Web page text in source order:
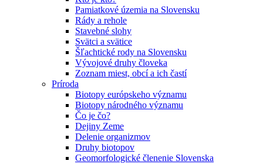
Pamiatkové územia na Slovensku
Rády a rehole
Stavebné slohy
Svätci a svätice
Šľachtické rody na Slovensku
Vývojové druhy človeka
Zoznam miest, obcí a ich častí
Príroda
Biotopy európskeho významu
Biotopy národného významu
Čo je čo?
Dejiny Zeme
Delenie organizmov
Druhy biotopov
Geomorfologické členenie Slovenska